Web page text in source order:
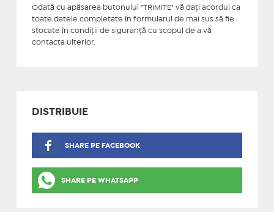
Odată cu apăsarea butonului "TRIMITE" vă daţi acordul ca
toate datele completate în formularul de mai sus să fie
stocate în condiţii de siguranţă cu scopul de a vă
contacta ulterior.
DISTRIBUIE
SHARE PE FACEBOOK
SHARE PE WHATSAPP